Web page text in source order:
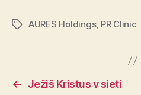
ZnačkyAURES Holdings, PR Clinic
←
Ježiš Kristus v sieti